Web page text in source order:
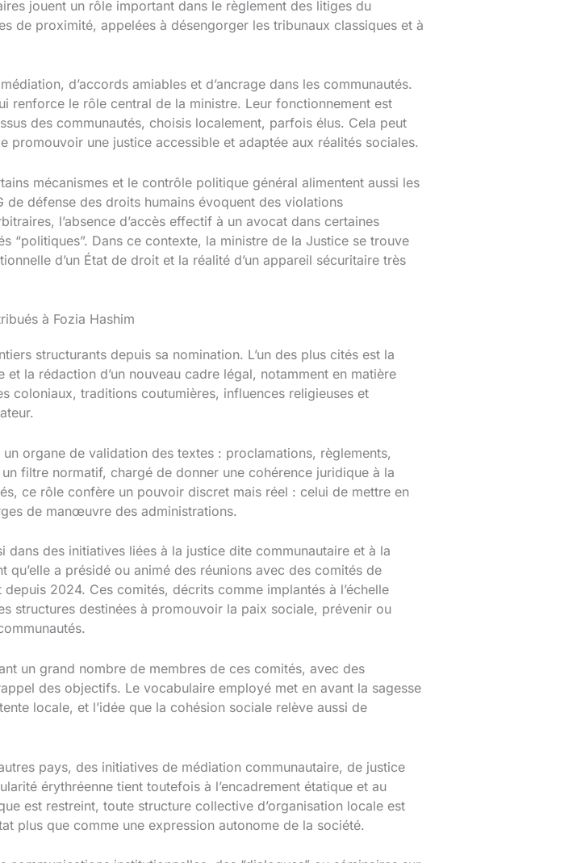
jouent un rôle important dans le règlement des litiges du
de proximité, appelées à désengorger les tribunaux classiques et à
d’accords amiables et d’ancrage dans les communautés.
renforce le rôle central de la ministre. Leur fonctionnement est
des communautés, choisis localement, parfois élus. Cela peut
promouvoir une justice accessible et adaptée aux réalités sociales.
mécanismes et le contrôle politique général alimentent aussi les
de défense des droits humains évoquent des violations
l’absence d’accès effectif à un avocat dans certaines
“politiques”. Dans ce contexte, la ministre de la Justice se trouve
d’un État de droit et la réalité d’un appareil sécuritaire très
à Fozia Hashim
structurants depuis sa nomination. L’un des plus cités est la
la rédaction d’un nouveau cadre légal, notamment en matière
coloniaux, traditions coutumières, influences religieuses et
organe de validation des textes : proclamations, règlements,
filtre normatif, chargé de donner une cohérence juridique à la
ce rôle confère un pouvoir discret mais réel : celui de mettre en
de manœuvre des administrations.
des initiatives liées à la justice dite communautaire et à la
a présidé ou animé des réunions avec des comités de
2024. Ces comités, décrits comme implantés à l’échelle
structures destinées à promouvoir la paix sociale, prévenir ou
un grand nombre de membres de ces comités, avec des
des objectifs. Le vocabulaire employé met en avant la sagesse
locale, et l’idée que la cohésion sociale relève aussi de
pays, des initiatives de médiation communautaire, de justice
érythréenne tient toutefois à l’encadrement étatique et au
est restreint, toute structure collective d’organisation locale est
plus que comme une expression autonome de la société.